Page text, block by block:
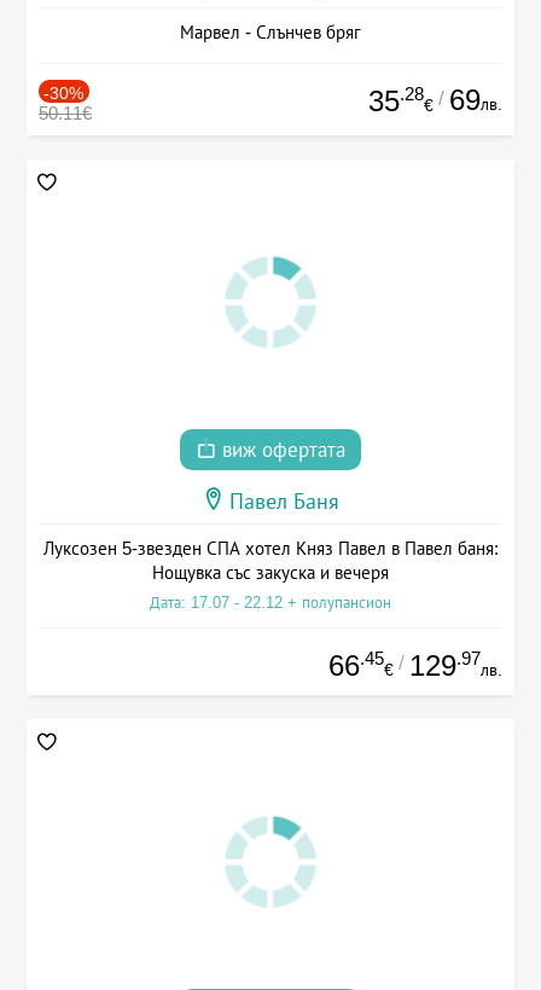
Марвел - Слънчев бряг
-30%
50.11€ 35.28
€ / 69лв.
виж офертата
Павел Баня
Луксозен 5-звезден СПА хотел Княз Павел в Павел баня:
Нощувка със закуска и вечеря
Дата: 17.07 - 22.12 + полупансион
66.45
€ / 129.97
лв.